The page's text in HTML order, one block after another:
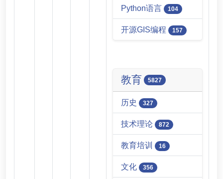
Python语言 104
开源GIS编程 157
教育 5827
历史 327
技术理论 872
教育培训 16
文化 356